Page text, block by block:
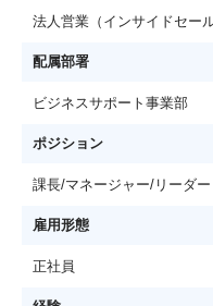
法人営業（インサイドセー
配属部署
ビジネスサポート事業部
ポジション
課長/マネージャー/リーダー
雇用形態
正社員